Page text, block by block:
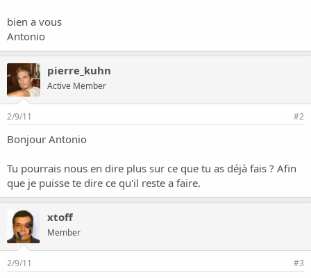
bien a vous
Antonio
pierre_kuhn
Active Member
2/9/11 #2
Bonjour Antonio
Tu pourrais nous en dire plus sur ce que tu as déjà fais ? Afin
que je puisse te dire ce qu'il reste a faire.
xtoff
Member
2/9/11 #3